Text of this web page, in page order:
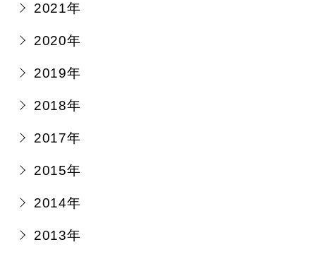
2021年
2020年
2019年
2018年
2017年
2015年
2014年
2013年